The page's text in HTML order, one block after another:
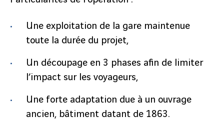
Une exploitation de la gare maintenue
toute la durée du projet,
Un découpage en 3 phases afin de limiter
l’impact sur les voyageurs,
Une forte adaptation due à un ouvrage
ancien, bâtiment datant de 1863.
précédent